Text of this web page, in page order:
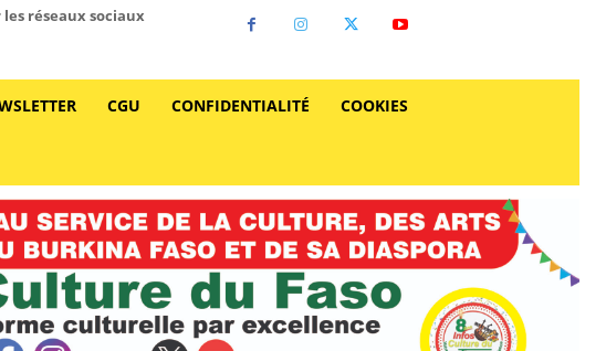
les réseaux sociaux
CGU CONFIDENTIALITÉ COOKIES